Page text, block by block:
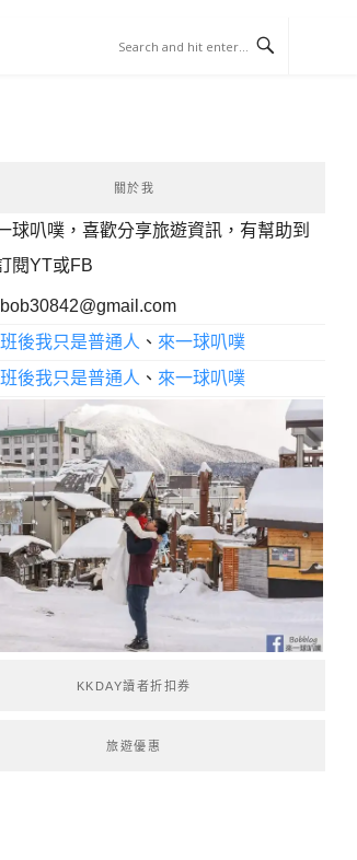
關於我
球叭噗，喜歡分享旅遊資訊，有幫助到
閱YT或FB
bob30842@gmail.com
後我只是普通人 、 來一球叭噗
後我只是普通人 、 來一球叭噗
KKDAY讀者折扣券
旅遊優惠